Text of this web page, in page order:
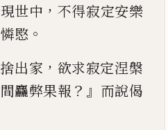
世中 ， 不得寂定安樂
愍 。
出家 ， 欲求寂定涅槃
麤弊果報 ？』 而說偈